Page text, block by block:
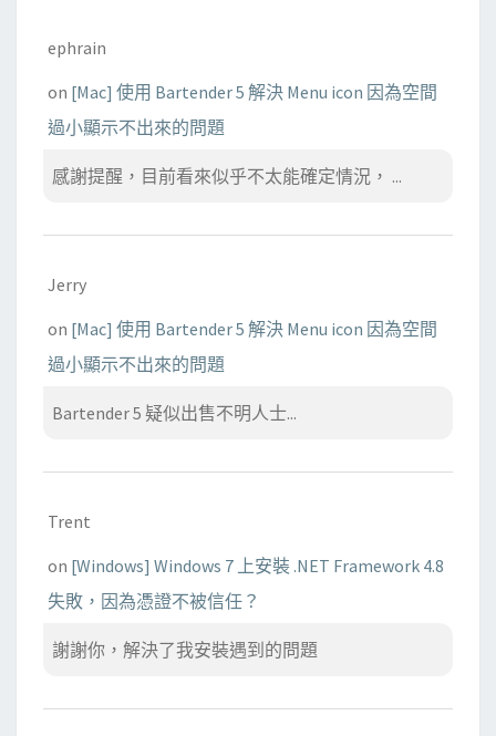
ephrain
on [Mac] 使用 Bartender 5 解決 Menu icon 因為空間
過小顯示不出來的問題
感謝提醒，目前看來似乎不太能確定情況， ...
Jerry
on [Mac] 使用 Bartender 5 解決 Menu icon 因為空間
過小顯示不出來的問題
Bartender 5 疑似出售不明人士...
Trent
on [Windows] Windows 7 上安裝 .NET Framework 4.8
失敗，因為憑證不被信任？
謝謝你，解決了我安裝遇到的問題